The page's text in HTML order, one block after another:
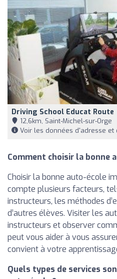
Driving School Educat Route
12,6km, Saint-Michel-sur-Orge
Voir les données d'adresse et
Comment choisir la bonne
Choisir la bonne auto-école
compte plusieurs facteurs,
instructeurs, les méthodes
d’autres élèves. Visiter les
instructeurs et observer
peut vous aider à vous
convient à votre
Quels types de services